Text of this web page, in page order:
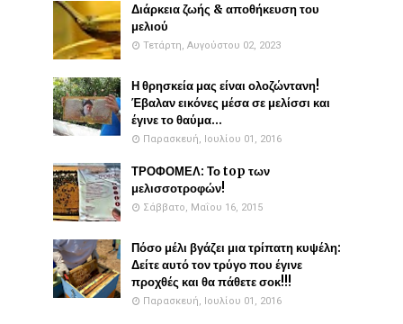
Διάρκεια ζωής & αποθήκευση του
μελιού
Τετάρτη, Αυγούστου 02, 2023
Η θρησκεία μας είναι ολοζώντανη!
Έβαλαν εικόνες μέσα σε μελίσσι και
έγινε το θαύμα...
Παρασκευή, Ιουλίου 01, 2016
ΤΡΟΦΟΜΕΛ: Το top των
μελισσοτροφών!
Σάββατο, Μαΐου 16, 2015
Πόσο μέλι βγάζει μια τρίπατη κυψέλη:
Δείτε αυτό τον τρύγο που έγινε
προχθές και θα πάθετε σοκ!!!
Παρασκευή, Ιουλίου 01, 2016